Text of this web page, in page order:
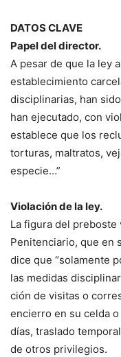
DATOS CLAVE
Papel del director.
A pesar de que la ley
establecimiento
disciplinarias, han
han ejecutado, con
establece que los
torturas, mal­tratos,
especie…”
Violación de la ley.
La figura del prebos­te
Penitenciario, que en
dice que “solamente
las medidas
ción de visitas o
encierro en su cel­da
días, trasla­do
de otros privilegios.